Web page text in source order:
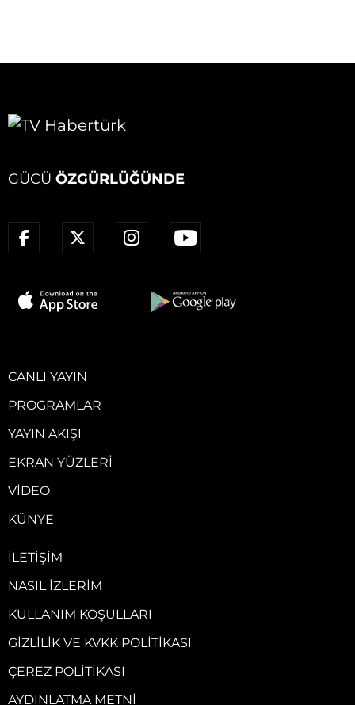
GÜCÜ ÖZGÜRLÜĞÜNDE
CANLI YAYIN
PROGRAMLAR
YAYIN AKIŞI
EKRAN YÜZLERI
VIDEO
KÜNYE
İLETIŞIM
NASIL İZLERIM
KULLANIM KOŞULLARI
GIZLILIK VE KVKK POLITIKASI
ÇEREZ POLITIKASI
AYDINLATMA METNI